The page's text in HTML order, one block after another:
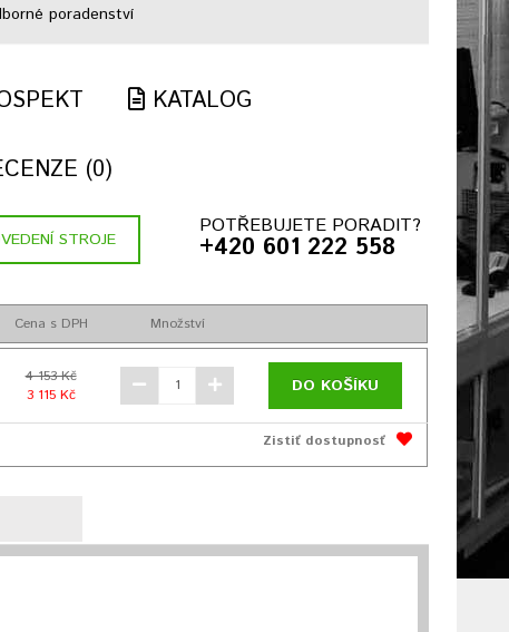
poradenství
KATALOG
(0)
STROJE
POTŘEBUJETE PORADIT?
+420 601 222 558
Cena s DPH Množství
4 153 Kč
3 115 Kč
DO KOŠÍKU
Zistiť dostupnosť